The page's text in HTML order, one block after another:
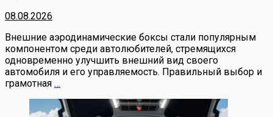
08.08.2026
Внешние аэродинамические боксы стали популярным
компонентом среди автолюбителей, стремящихся
одновременно улучшить внешний вид своего
автомобиля и его управляемость. Правильный выбор и
грамотная …